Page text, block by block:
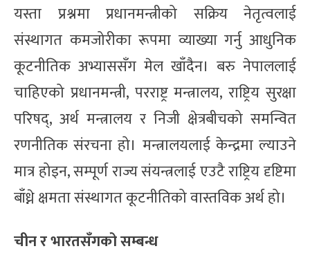
यस्ता प्रश्नमा प्रधानमन्त्रीको सक्रिय नेतृत्वलाई
संस्थागत कमजोरीका रूपमा व्याख्या गर्नु आधुनिक
कूटनीतिक अभ्याससँग मेल खाँदैन। बरु नेपाललाई
चाहिएको प्रधानमन्त्री, परराष्ट्र मन्त्रालय, राष्ट्रिय सुरक्षा
परिषद्, अर्थ मन्त्रालय र निजी क्षेत्रबीचको समन्वित
रणनीतिक संरचना हो। मन्त्रालयलाई केन्द्रमा ल्याउने
मात्र होइन, सम्पूर्ण राज्य संयन्त्रलाई एउटै राष्ट्रिय दृष्टिमा
बाँध्ने क्षमता संस्थागत कूटनीतिको वास्तविक अर्थ हो।
चीन र भारतसँगको सम्बन्ध